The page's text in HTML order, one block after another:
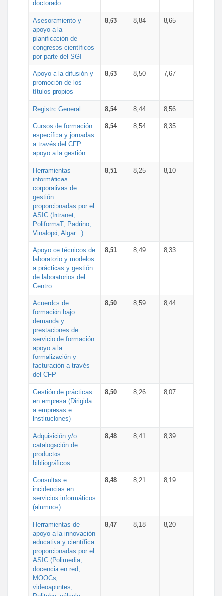
doctorado
Asesoramiento y
apoyo a la
planificación de
congresos científicos
por parte del SGI
8,63 8,84 8,65
Apoyo a la difusión y
promoción de los
títulos propios
8,63 8,50 7,67
Registro General 8,54 8,44 8,56
Cursos de formación
específica y jornadas
a través del CFP:
apoyo a la gestión
8,54 8,54 8,35
Herramientas
informáticas
corporativas de
gestión
proporcionadas por el
ASIC (Intranet,
PoliformaT, Padrino,
Vinalopó, Algar...)
8,51 8,25 8,10
Apoyo de técnicos de
laboratorio y modelos
a prácticas y gestión
de laboratorios del
Centro
8,51 8,49 8,33
Acuerdos de
formación bajo
demanda y
prestaciones de
servicio de formación:
apoyo a la
formalización y
facturación a través
del CFP
8,50 8,59 8,44
Gestión de prácticas
en empresa (Dirigida
a empresas e
instituciones)
8,50 8,26 8,07
Adquisición y/o
catalogación de
productos
bibliográficos
8,48 8,41 8,39
Consultas e
incidencias en
servicios informáticos
(alumnos)
8,48 8,21 8,19
Herramientas de
apoyo a la innovación
educativa y científica
proporcionadas por el
ASIC (Polimedia,
docencia en red,
MOOCs,
videoapuntes,
8,47 8,18 8,20